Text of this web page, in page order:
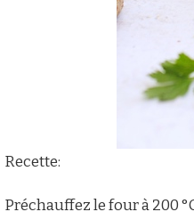
Recette:
Préchauffez le four à 200